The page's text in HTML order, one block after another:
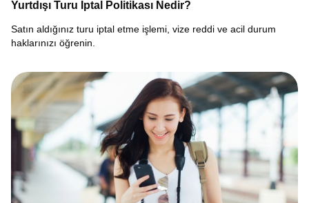
Yurtdışı Turu İptal Politikası Nedir?
Satın aldığınız turu iptal etme işlemi, vize reddi ve acil durum
haklarınızı öğrenin.